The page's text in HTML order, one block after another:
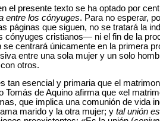
el presente texto se ha optado por
entre los cónyuges. Para no esperar,
páginas que siguen, no se tratará la
cónyuges cristianos— ni el fin de la
se centrará únicamente en la primera
entre una sola mujer y un solo
otros.
tan esencial y primaria que el
Tomás de Aquino afirma que «el
que implica una comunión de vida
marido y la otra mujer; y tal unión